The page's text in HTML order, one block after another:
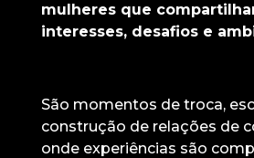
mulheres que
interesses, desafios e
São momentos de troca,
construção de relações de
onde experiências são